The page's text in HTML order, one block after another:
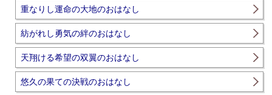
重なりし運命の大地のおはなし
紡がれし勇気の絆のおはなし
天翔ける希望の双翼のおはなし
悠久の果ての決戦のおはなし